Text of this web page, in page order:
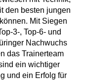
den besten jungen
Mit Siegen
3-, Top-6- und
Nachwuchs
das Trainerteam
ein wichtiger
und ein Erfolg für